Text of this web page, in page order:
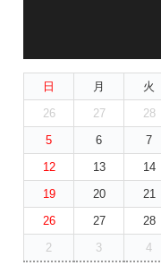
日 月 火
26
27 28
5
6 7
12
13 14
19
20 21
26
27 28
2
3 4